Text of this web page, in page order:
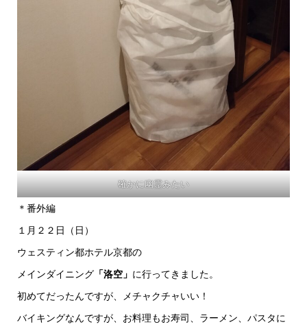
確かに幽霊みたい
＊番外編
１月２２日（日）
ウェスティン都ホテル京都の
メインダイニング 「洛空」 に行ってきました。
初めてだったんですが、メチャクチャいい！
バイキングなんですが、お料理もお寿司、ラーメン、パスタに